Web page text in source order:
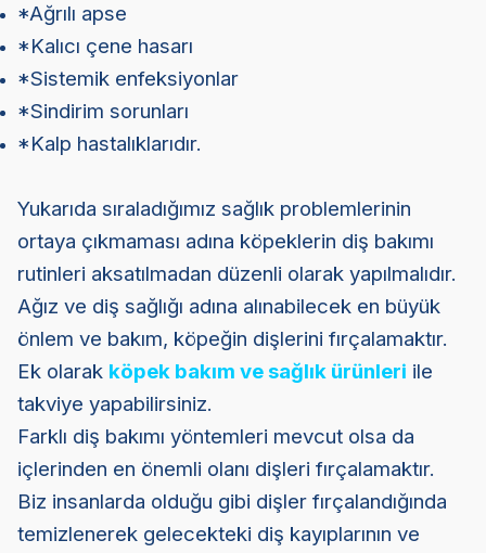
*Ağrılı apse
*Kalıcı çene hasarı
*Sistemik enfeksiyonlar
*Sindirim sorunları
*Kalp hastalıklarıdır.
Yukarıda sıraladığımız sağlık problemlerinin
ortaya çıkmaması adına köpeklerin diş bakımı
rutinleri aksatılmadan düzenli olarak yapılmalıdır.
Ağız ve diş sağlığı adına alınabilecek en büyük
önlem ve bakım, köpeğin dişlerini fırçalamaktır.
Ek olarak köpek bakım ve sağlık ürünleri ile
takviye yapabilirsiniz.
Farklı diş bakımı yöntemleri mevcut olsa da
içlerinden en önemli olanı dişleri fırçalamaktır.
Biz insanlarda olduğu gibi dişler fırçalandığında
temizlenerek gelecekteki diş kayıplarının ve